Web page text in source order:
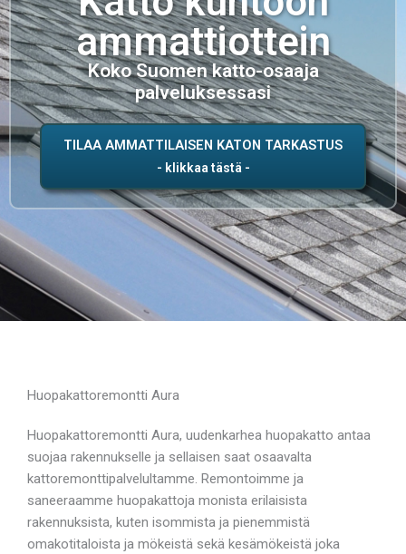
ammattiottein
Koko Suomen katto-osaaja
palveluksessasi
TILAA AMMATTILAISEN KATON TARKASTUS
Huopakattoremontti Aura
Huopakattoremontti Aura, uudenkarhea huopakatto antaa
suojaa rakennukselle ja sellaisen saat osaavalta
kattoremonttipalvelultamme. Remontoimme ja
saneeraamme huopakattoja monista erilaisista
rakennuksista, kuten isommista ja pienemmistä
omakotitaloista ja mökeistä sekä kesämökeistä joka